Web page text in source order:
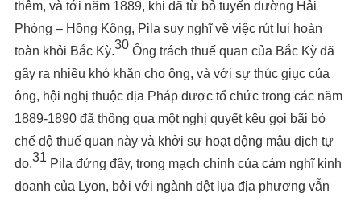
thêm, và tới năm 1889, khi đã từ bỏ tuyến đường Hải
Phòng – Hồng Kông, Pila suy nghĩ về việc rút lui hoàn
toàn khỏi Bắc Kỳ.30 Ông trách thuế quan của Bắc Kỳ đã
gây ra nhiều khó khăn cho ông, và với sự thúc giục của
ông, hội nghị thuộc địa Pháp được tổ chức trong các năm
1889-1890 đã thông qua một nghị quyết kêu gọi bãi bỏ
chế độ thuế quan này và khởi sự hoạt động mậu dịch tự
do.31 Pila đứng đây, trong mạch chính của cảm nghĩ kinh
doanh của Lyon, bởi với ngành dệt lụa địa phương vẫn